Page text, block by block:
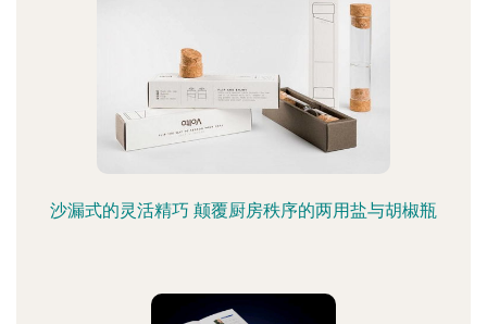
沙漏式的灵活精巧 颠覆厨房秩序的两用盐与胡椒瓶